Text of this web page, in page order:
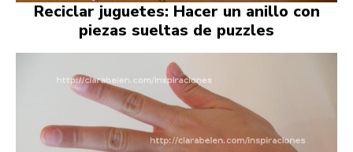
Reciclar juguetes: Hacer un anillo con
piezas sueltas de puzzles